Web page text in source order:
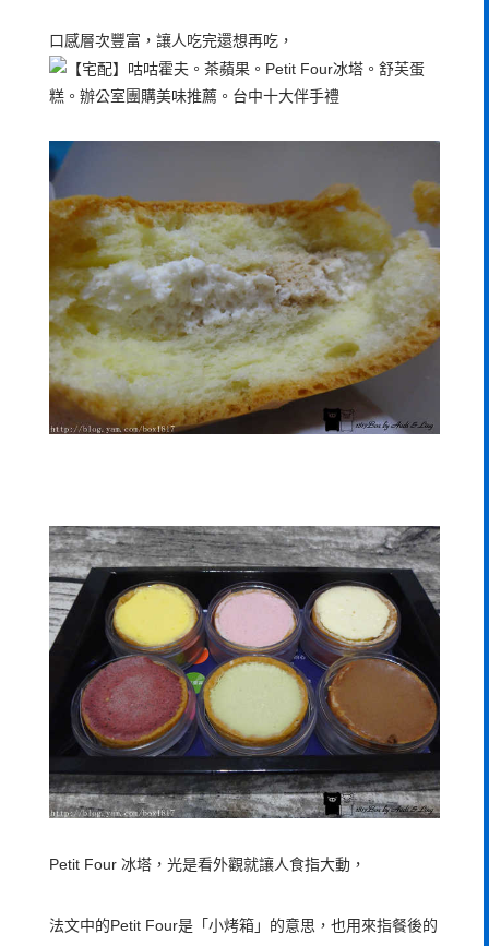
口感層次豐富，讓人吃完還想再吃，
Petit Four 冰塔，光是看外觀就讓人食指大動，
法文中的Petit Four是「小烤箱」的意思，也用來指餐後的